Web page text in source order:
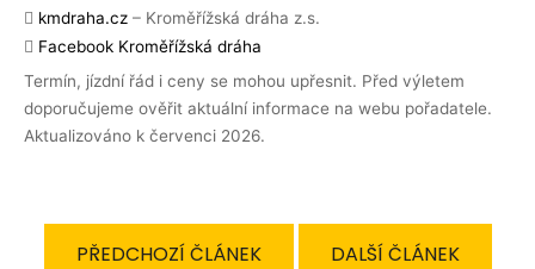
kmdraha.cz – Kroměřížská dráha z.s.
Facebook Kroměřížská dráha
Termín, jízdní řád i ceny se mohou upřesnit. Před výletem
doporučujeme ověřit aktuální informace na webu pořadatele.
Aktualizováno k červenci 2026.
PŘEDCHOZÍ ČLÁNEK DALŠÍ ČLÁNEK